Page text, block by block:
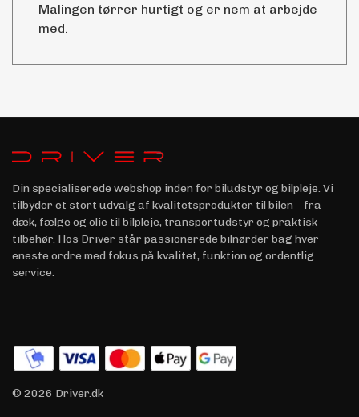
Malingen tørrer hurtigt og er nem at arbejde
med.
Din specialiserede webshop inden for biludstyr og bilpleje. Vi
tilbyder et stort udvalg af kvalitetsprodukter til bilen – fra
dæk, fælge og olie til bilpleje, transportudstyr og praktisk
tilbehør. Hos Driver står passionerede bilnørder bag hver
eneste ordre med fokus på kvalitet, funktion og ordentlig
service.
© 2026 Driver.dk